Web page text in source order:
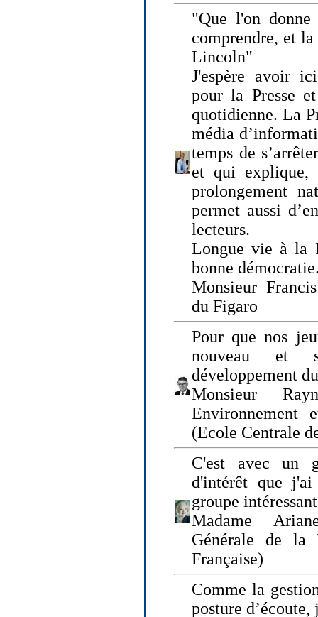
"Que l'on
comprendre, et
Lincoln"
J'espère avoir
pour la Presse
quotidienne. La
média
temps de
et qui explique,
prolongement
permet aussi
lecteurs.
Longue vie à la
bonne
Monsieur
du Figaro
Pour que nos
nouveau et
développement
Monsieur
Environnement
(Ecole Centrale
C'est avec un
d'intérêt que
groupe
Madame
Générale de la
Française)
Comme la
posture